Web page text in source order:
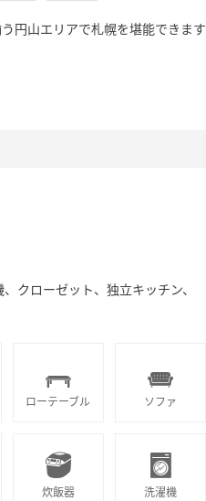
円山エリアで札幌を堪能できます
クローゼット、独立キッチン、
ローテーブル ソファ
炊飯器 洗濯機